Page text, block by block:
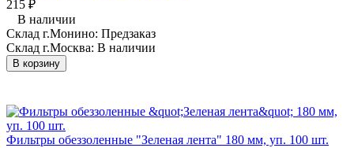
215 ₽
В наличии
Склад г.Монино: Предзаказ
Склад г.Москва: В наличии
В корзину
Фильтры обеззоленные "Зеленая лента" 180 мм, уп. 100 шт.